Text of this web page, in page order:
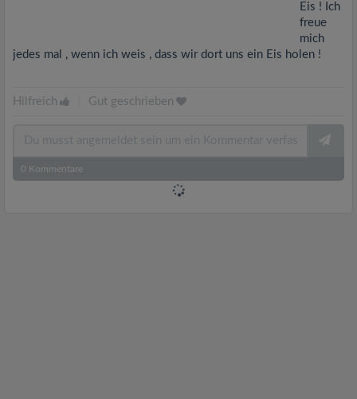
Eis ! Ich
freue
mich
jedes mal , wenn ich weis , dass wir dort uns ein Eis holen !
Hilfreich Gut geschrieben
0 Kommentare